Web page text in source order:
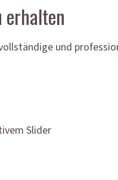
erhalten
und
Slider